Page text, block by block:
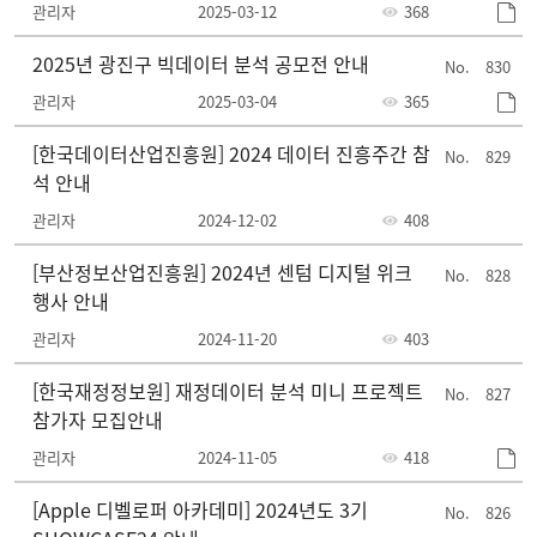
관리자 2025-03-12 368
830
2025년 광진구 빅데이터 분석 공모전 안내
관리자 2025-03-04 365
829
[한국데이터산업진흥원] 2024 데이터 진흥주간 참
석 안내
관리자 2024-12-02 408
828
[부산정보산업진흥원] 2024년 센텀 디지털 위크
행사 안내
관리자 2024-11-20 403
827
[한국재정정보원] 재정데이터 분석 미니 프로젝트
참가자 모집안내
관리자 2024-11-05 418
826
[Apple 디벨로퍼 아카데미] 2024년도 3기